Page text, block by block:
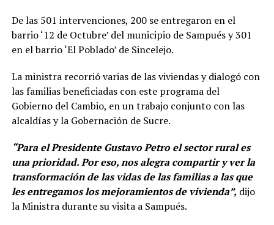
De las 501 intervenciones, 200 se entregaron en el
barrio ‘12 de Octubre’ del municipio de Sampués y 301
en el barrio ‘El Poblado’ de Sincelejo.
La ministra recorrió varias de las viviendas y dialogó con
las familias beneficiadas con este programa del
Gobierno del Cambio, en un trabajo conjunto con las
alcaldías y la Gobernación de Sucre.
“Para el Presidente Gustavo Petro el sector rural es
una prioridad. Por eso, nos alegra compartir y ver la
transformación de las vidas de las familias a las que
les entregamos los mejoramientos de vivienda”, dijo
la Ministra durante su visita a Sampués.